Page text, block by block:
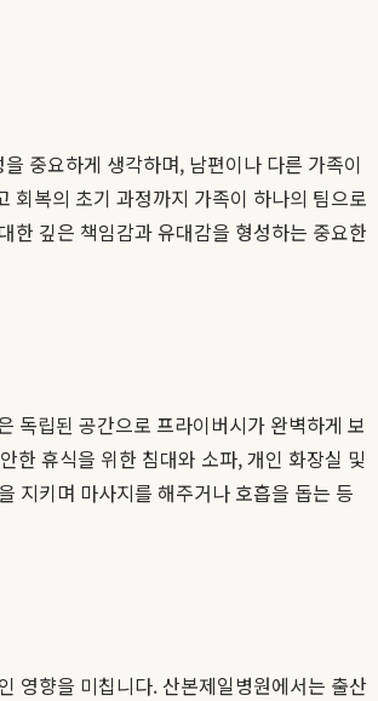
중요하게 생각하며, 남편이나 다른 가족이
회복의 초기 과정까지 가족이 하나의 팀으로
한 깊은 책임감과 유대감을 형성하는 중요한
독립된 공간으로 프라이버시가 완벽하게 보
휴식을 위한 침대와 소파, 개인 화장실 및
지키며 마사지를 해주거나 호흡을 돕는 등
영향을 미칩니다. 산본제일병원에서는 출산